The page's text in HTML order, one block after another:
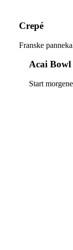
Crepé
Franske
Acai Bowl
Start